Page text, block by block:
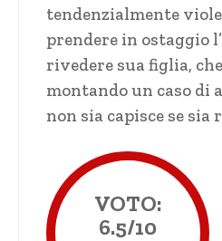
tendenzialmente
prendere in ostaggio
rivedere sua figlia,
montando un caso di
non sia capisce se sia
VOTO:
6.5/10